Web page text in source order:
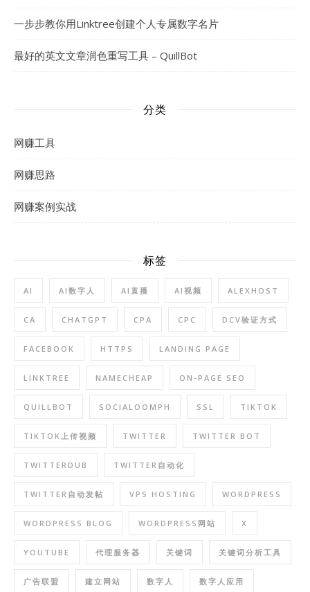
一步步教你用Linktree创建个人专属数字名片
最好的英文文章润色重写工具 – QuillBot
分类
网赚工具
网赚思路
网赚案例实战
标签
AI AI数字人 AI直播 AI视频 ALEXHOST
CA CHATGPT CPA CPC DCV验证方式
FACEBOOK HTTPS LANDING PAGE
LINKTREE NAMECHEAP ON-PAGE SEO
QUILLBOT SOCIALOOMPH SSL TIKTOK
TIKTOK上传视频 TWITTER TWITTER BOT
TWITTERDUB TWITTER自动化
TWITTER自动发帖 VPS HOSTING WORDPRESS
WORDPRESS BLOG WORDPRESS网站 X
YOUTUBE 代理服务器 关键词 关键词分析工具
广告联盟 建立网站 数字人 数字人应用